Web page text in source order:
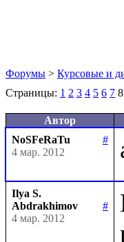
Форумы > Курсовые и
Страницы: 1 2 3 4 5 6 7 8
Автор
NoSFeRaTu
#
4 мар. 2012
Ilya S.
Abdrakhimov
#
4 мар. 2012